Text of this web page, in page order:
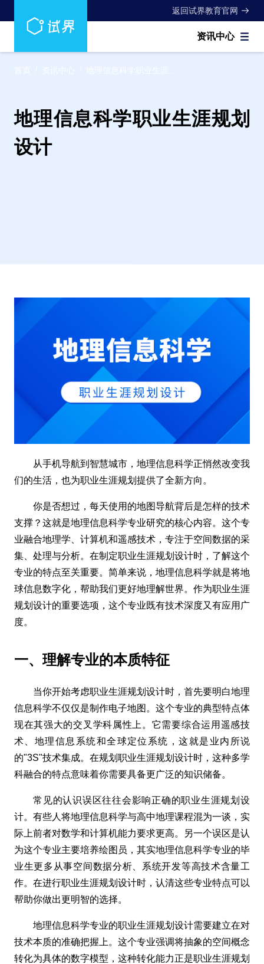
返回试界教育官网
资讯中心
地理信息科学职业生涯...
地理信息科学职业生涯规划
设计
从手机导航到智慧城市，地理信息科学正悄然改变我
们的生活，也为职业生涯规划提供了全新方向。
你是否想过，每天使用的地图导航背后是怎样的技术
支撑？这就是地理信息科学专业研究的核心内容。这个专
业融合地理学、计算机和遥感技术，专注于空间数据的采
集、处理与分析。在制定职业生涯规划设计时，了解这个
专业的特点至关重要。简单来说，地理信息科学就是将地
球信息数字化，帮助我们更好地理解世界。作为职业生涯
规划设计的重要选项，这个专业既有技术深度又有应用广
度。
一、理解专业的本质特征
当你开始考虑职业生涯规划设计时，首先要明白地理
信息科学不仅仅是制作电子地图。这个专业的典型特点体
现在其强大的交叉学科属性上。它需要综合运用遥感技
术、地理信息系统和全球定位系统，这就是业内所说
的"3S"技术集成。在规划职业生涯规划设计时，这种多学
科融合的特点意味着你需要具备更广泛的知识储备。
常见的认识误区往往会影响正确的职业生涯规划设
计。有些人将地理信息科学与高中地理课程混为一谈，实
际上前者对数学和计算机能力要求更高。另一个误区是认
为这个专业主要培养绘图员，其实地理信息科学专业的毕
业生更多从事空间数据分析、系统开发等高技术含量工
作。在进行职业生涯规划设计时，认清这些专业特点可以
帮助你做出更明智的选择。
地理信息科学专业的职业生涯规划设计需要建立在对
技术本质的准确把握上。这个专业强调将抽象的空间概念
转化为具体的数字模型，这种转化能力正是职业生涯规划